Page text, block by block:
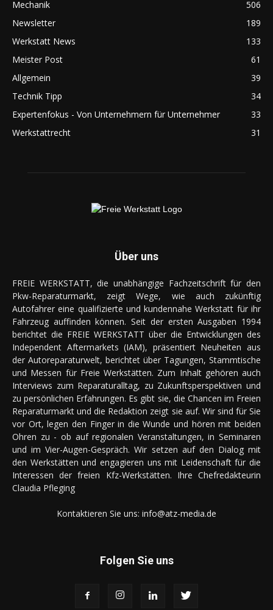
Mechanik
506
Newsletter
189
Werkstatt News
133
Meister Post
61
Allgemein
39
Technik Tipp
34
Expertenfokus - Von Unternehmern für Unternehmer
33
Werkstattrecht
31
Über uns
FREIE WERKSTATT, die unabhängige Fachzeitschrift für den
Pkw-Reparaturmarkt, zeigt Wege, wie auch zukünftig
Autofahrer eine qualifizierte und kundennahe Werkstatt für ihr
Fahrzeug auffinden können. Seit der ersten Ausgaben 1994
berichtet die FREIE WERKSTATT über die Entwicklungen des
Independent Aftermarkets (IAM), präsentiert Neuheiten aus
der Autoreparaturwelt, berichtet über Tagungen, Stammtische
und Messen für Freie Werkstätten. Zum Inhalt gehören auch
Interviews zum Reparaturalltag, zu Zukunftsperspektiven und
zu persönlichen Erfahrungen. Es gibt sie, die Chancen im Freien
Reparaturmarkt und die Redaktion zeigt sie auf. Wir sind für Sie
vor Ort, legen den Finger in die Wunde und hören mit beiden
Ohren zu - ob auf regionalen Veranstaltungen, in Seminaren
und im Vier-Augen-Gespräch. Wir setzen auf den Dialog mit
den Werkstätten und engagieren uns mit Leidenschaft für die
Interessen der freien Kfz-Werkstätten. Ihre Chefredakteurin
Claudia Pfleging
Kontaktieren Sie uns: info@atz-media.de
Folgen Sie uns